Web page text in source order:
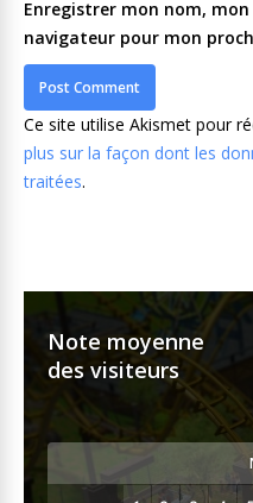
Enregistrer mon nom,
navigateur pour mon
Ce site utilise Akismet pour
plus sur la façon dont les
traitées.
Note moyenne
des visiteurs